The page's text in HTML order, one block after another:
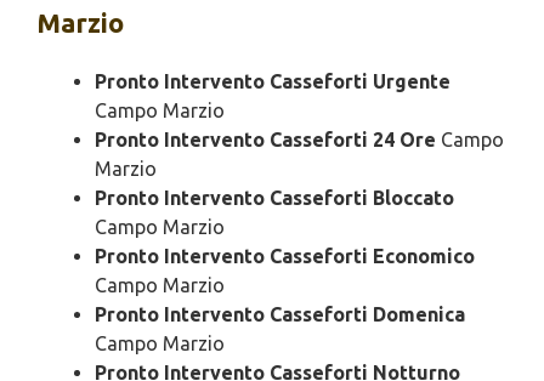
Marzio
Pronto Intervento Casseforti Urgente
Campo Marzio
Pronto Intervento Casseforti 24 Ore Campo
Marzio
Pronto Intervento Casseforti Bloccato
Campo Marzio
Pronto Intervento Casseforti Economico
Campo Marzio
Pronto Intervento Casseforti Domenica
Campo Marzio
Pronto Intervento Casseforti Notturno